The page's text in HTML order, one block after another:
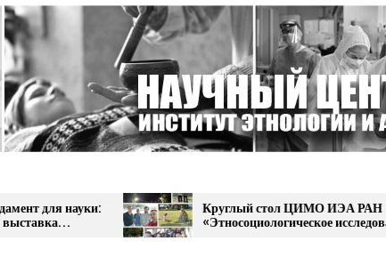
Круглый стол ЦИМО ИЭА РАН
«Этносоциологическое исследование в
Кабардино-Балкарии 2024 года»